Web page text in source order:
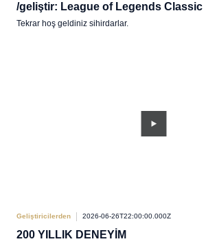
/geliştir: League of Legends Classic
Tekrar hoş geldiniz sihirdarlar.
Geliştiricilerden 2026-06-26T22:00:00.000Z
200 YILLIK DENEYİM